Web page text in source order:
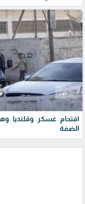
اقتحام عسكر وقلنديا
الضفة